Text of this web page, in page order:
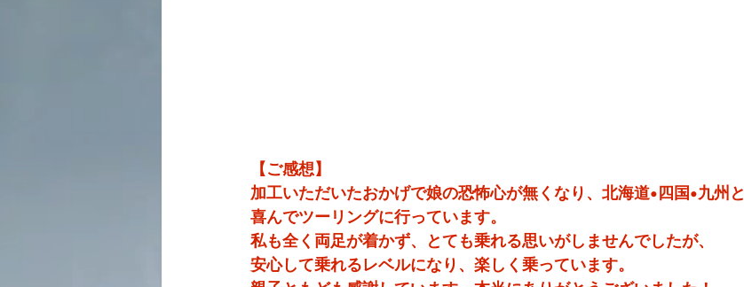
【ご感想】
加工いただいたおかげで娘の恐怖心が無くなり、北海道•四国•九州と
喜んでツーリングに行っています。
私も全く両足が着かず、とても乗れる思いがしませんでしたが、
安心して乗れるレベルになり、楽しく乗っています。